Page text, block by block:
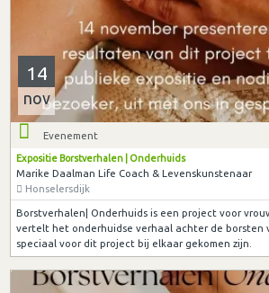
14
nov
Evenement
Expositie Borstverhalen | Onderhuids
Marike Daalman Life Coach & Levenskunstenaar
Honselersdijk
Borstverhalen| Onderhuids is een project voor
vertelt het onderhuidse verhaal achter de borsten
speciaal voor dit project bij elkaar gekomen zijn.